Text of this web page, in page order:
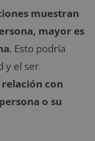
muestran
mayor es
. Esto podría
y el ser
con
o su